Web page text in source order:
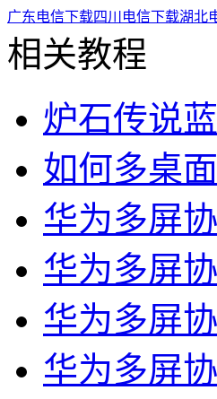
广东电信下载四川电信下载湖北
相关教程
炉石传说
如何多桌
华为多屏
华为多屏
华为多屏
华为多屏